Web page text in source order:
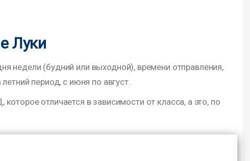
Луки
недели (будний или выходной), времени отправления,
период, с июня по август.
отличается в зависимости от класса, а это, по